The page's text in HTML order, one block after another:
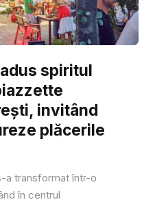
spiritul
invitând
plăcerile
a transformat într-o
în centrul